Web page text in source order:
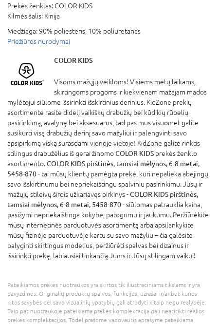
Prekės ženklas: COLOR KIDS
Kilmės šalis: Kinija
Medžiaga: 90% poliesteris, 10% poliuretanas
Priežiūros nurodymai
COLOR KIDS
Visoms mažųjų veikloms! Visiems metų laikams,
skirtingoms progoms ir kiekvienam mažajam mados
mylėtojui siūlome išsirinkti išskirtinius derinius. KidZone prekių
asortimente rasite didelį vaikiškų drabužių bei kūdikių rūbelių
pasirinkimą, avalynę bei aksesuarus, tad pas mus visuomet galite
susikurti visą drabužių derinį savo mažyliui ir palengvinti savo
apsipirkimą viską surasdami vienoje vietoje! KidZone galite rinktis
stilingus drabužėlius iš gerai žinomoCOLOR KIDS prekės ženklo
asortimento.COLOR KIDS pirštinės, tamsiai mėlynos, 6-8 metai,
5458-870- tai mūsų klientų pamėgta prekė, kuri nepalieka abejingų
savo išskirtinumu bei nepriekaištingu spalviniu pasirinkimu. Jūsų ir
mažųjų stileivų širdis užkariavęs pirkinys -COLOR KIDS pirštinės,
tamsiai mėlynos, 6-8 metai, 5458-870- siūlomas patrauklia kaina,
pasižymi nepriekaištinga kokybe, patogumu ir jaukumu. Peržiūrėkite
mūsų internetinės parduotuvės asortimentą arba apsilankykite
mūsų fizinėje parduotuvėje kartu su savo mažyliu – čia galėsite
palyginti skirtingus modelius, peržiūrėti spalvas bei dizainus ir
išsirinkti prekę, labiausiai tinkančią Jums ir Jūsų stilingam vaikui!
Pateikiamos prekės nuotraukos yra skirtos tik iliustraciniams tikslams ir yra
pavyzdinės. Originalių produktų spalvos, funkcijos, užrašai ir/ar bet kurios
kitos savybės dėl savo vizualinių ypatybių gali atrodyti kitaip negu realybėje.
Taip pat nuotraukoje pateikiama prekės komplektacija gali neatitikti realios
prekės komplektacijos. Todėl prašome vadovautis aprašyme pateikiama